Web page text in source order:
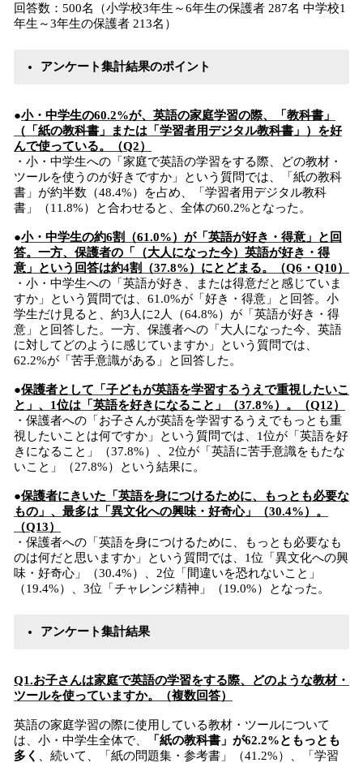
回答数：500名（小学校3年生～6年生の保護者 287名 中学校1
年生～3年生の保護者 213名）
アンケート集計結果のポイント
●小・中学生の60.2%が、英語の家庭学習の際、「教科書」
（「紙の教科書」または「学習者用デジタル教科書」）を好
んで使っている。（Q2）
・小・中学生への「家庭で英語の学習をする際、どの教材・
ツールを使うのが好きですか」という質問では、「紙の教科
書」が約半数（48.4%）を占め、「学習者用デジタル教科
書」（11.8%）と合わせると、全体の60.2%となった。
●小・中学生の約6割（61.0%）が「英語が好き・得意」と回
答。一方、保護者の「（大人になった今）英語が好き・得
意」という回答は約4割（37.8%）にとどまる。（Q6・Q10）
・小・中学生への「英語が好き、または得意だと感じていま
すか」という質問では、61.0%が「好き・得意」と回答。小
学生だけ見ると、約3人に2人（64.8%）が「英語が好き・得
意」と回答した。一方、保護者への「大人になった今、英語
に対してどのように感じていますか」という質問では、
62.2%が「苦手意識がある」と回答した。
●保護者として「子どもが英語を学習するうえで重視したいこ
と」、1位は「英語を好きになること」（37.8%）。（Q12）
・保護者への「お子さんが英語を学習するうえでもっとも重
視したいことは何ですか」という質問では、1位が「英語を好
きになること」（37.8%）、2位が「英語に苦手意識をもたな
いこと」（27.8%）という結果に。
●保護者にきいた「英語を身につけるために、もっとも必要な
もの」、最多は「異文化への興味・好奇心」（30.4%）。
（Q13）
・保護者への「英語を身につけるために、もっとも必要なも
のは何だと思いますか」という質問では、1位「異文化への興
味・好奇心」（30.4%）、2位「間違いを恐れないこと」
（19.4%）、3位「チャレンジ精神」（19.0%）となった。
アンケート集計結果
Q1.お子さんは家庭で英語の学習をする際、どのような教材・
ツールを使っていますか。（複数回答）
英語の家庭学習の際に使用している教材・ツールについて
は、小・中学生全体で、
「紙の教科書」が62.2%ともっとも
多く
、続いて、「紙の問題集・参考書」（41.2%）、「学習